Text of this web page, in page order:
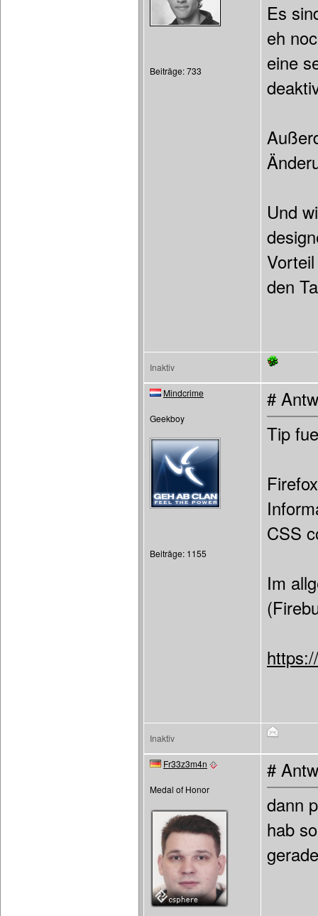
Beiträge: 733
Es
eh
eine
Und
den
Inaktiv
Mindcrime
Geekboy
Beiträge: 1155
#
Tip
CSS
Im
Inaktiv
Fr33z3m4n
Medal of Honor
#
dann
hab